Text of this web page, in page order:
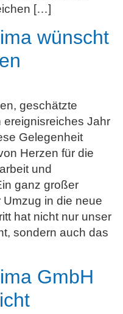
[…]
wünscht
geschätzte
ereignisreiches Jahr
Gelegenheit
Herzen für die
und
ganz großer
in die neue
hat nicht nur unser
sondern auch das
GmbH